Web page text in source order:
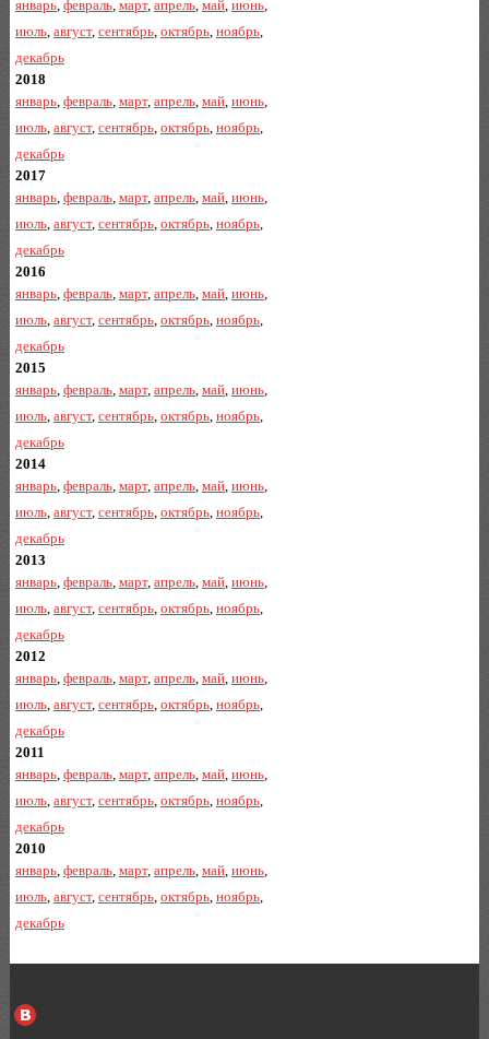
январь, февраль, март, апрель, май, июнь,
июль, август, сентябрь, октябрь, ноябрь,
декабрь
2018
январь, февраль, март, апрель, май, июнь,
июль, август, сентябрь, октябрь, ноябрь,
декабрь
2017
январь, февраль, март, апрель, май, июнь,
июль, август, сентябрь, октябрь, ноябрь,
декабрь
2016
январь, февраль, март, апрель, май, июнь,
июль, август, сентябрь, октябрь, ноябрь,
декабрь
2015
январь, февраль, март, апрель, май, июнь,
июль, август, сентябрь, октябрь, ноябрь,
декабрь
2014
январь, февраль, март, апрель, май, июнь,
июль, август, сентябрь, октябрь, ноябрь,
декабрь
2013
январь, февраль, март, апрель, май, июнь,
июль, август, сентябрь, октябрь, ноябрь,
декабрь
2012
январь, февраль, март, апрель, май, июнь,
июль, август, сентябрь, октябрь, ноябрь,
декабрь
2011
январь, февраль, март, апрель, май, июнь,
июль, август, сентябрь, октябрь, ноябрь,
декабрь
2010
январь, февраль, март, апрель, май, июнь,
июль, август, сентябрь, октябрь, ноябрь,
декабрь